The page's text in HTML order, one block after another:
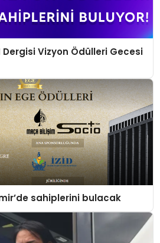
Dergisi Vizyon Ödülleri Gecesi
sahiplerini bulacak